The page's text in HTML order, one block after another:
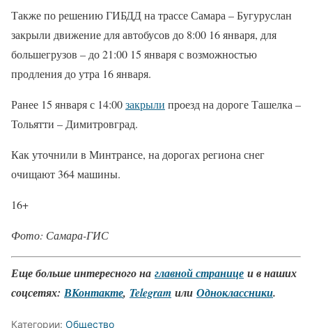
Также по решению ГИБДД на трассе Самара – Бугуруслан
закрыли движение для автобусов до 8:00 16 января, для
большегрузов – до 21:00 15 января с возможностью
продления до утра 16 января.
Ранее 15 января с 14:00закрыли проезд на дороге Ташелка –
Тольятти – Димитровград.
Как уточнили в Минтрансе, на дорогах региона снег
очищают 364 машины.
16+
Фото: Самара-ГИС
Еще больше интересного на главной странице и в наших
соцсетях: ВКонтакте, Telegram или Одноклассники.
Категории: Общество